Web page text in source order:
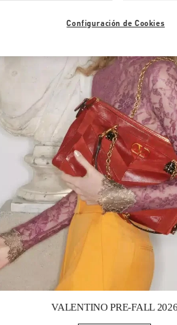
VALENTINO PRE-FALL 2026
Configuración de Cookies